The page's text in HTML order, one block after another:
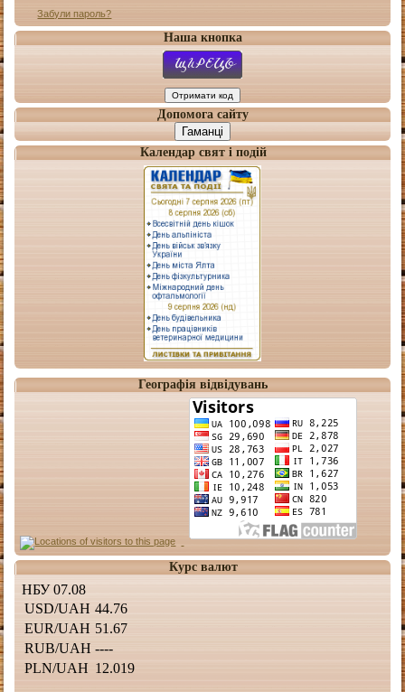
Забули пароль?
Наша кнопка
Допомога сайту
Гаманці
Календар свят і подій
Географія відвідувань
Курс валют